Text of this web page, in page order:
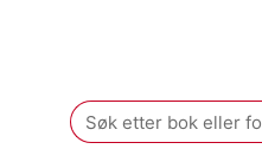
Search
for: